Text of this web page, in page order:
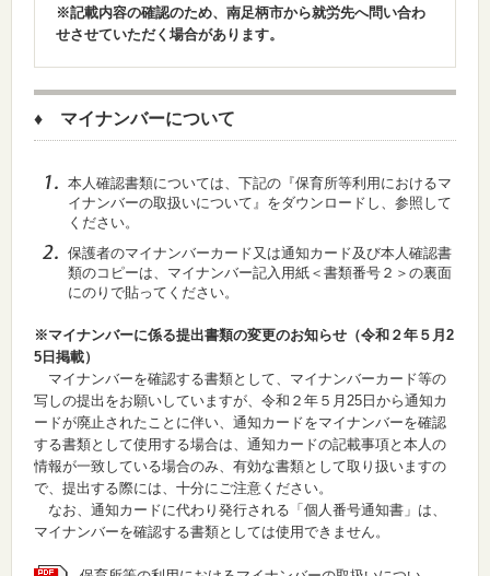
※記載内容の確認のため、南足柄市から就労先へ問い合わ
せさせていただく場合があります。
♦ マイナンバーについて
本人確認書類については、下記の『保育所等利用におけるマ
イナンバーの取扱いについて』をダウンロードし、参照して
ください。
保護者のマイナンバーカード又は通知カード及び本人確認書
類のコピーは、マイナンバー記入用紙＜書類番号２＞の裏面
にのりで貼ってください。
※マイナンバーに係る提出書類の変更のお知らせ（令和２年５月2
5日掲載）
マイナンバーを確認する書類として、マイナンバーカード等の
写しの提出をお願いしていますが、令和２年５月25日から通知カ
ードが廃止されたことに伴い、通知カードをマイナンバーを確認
する書類として使用する場合は、通知カードの記載事項と本人の
情報が一致している場合のみ、有効な書類として取り扱いますの
で、提出する際には、十分にご注意ください。
なお、通知カードに代わり発行される「個人番号通知書」は、
マイナンバーを確認する書類としては使用できません。